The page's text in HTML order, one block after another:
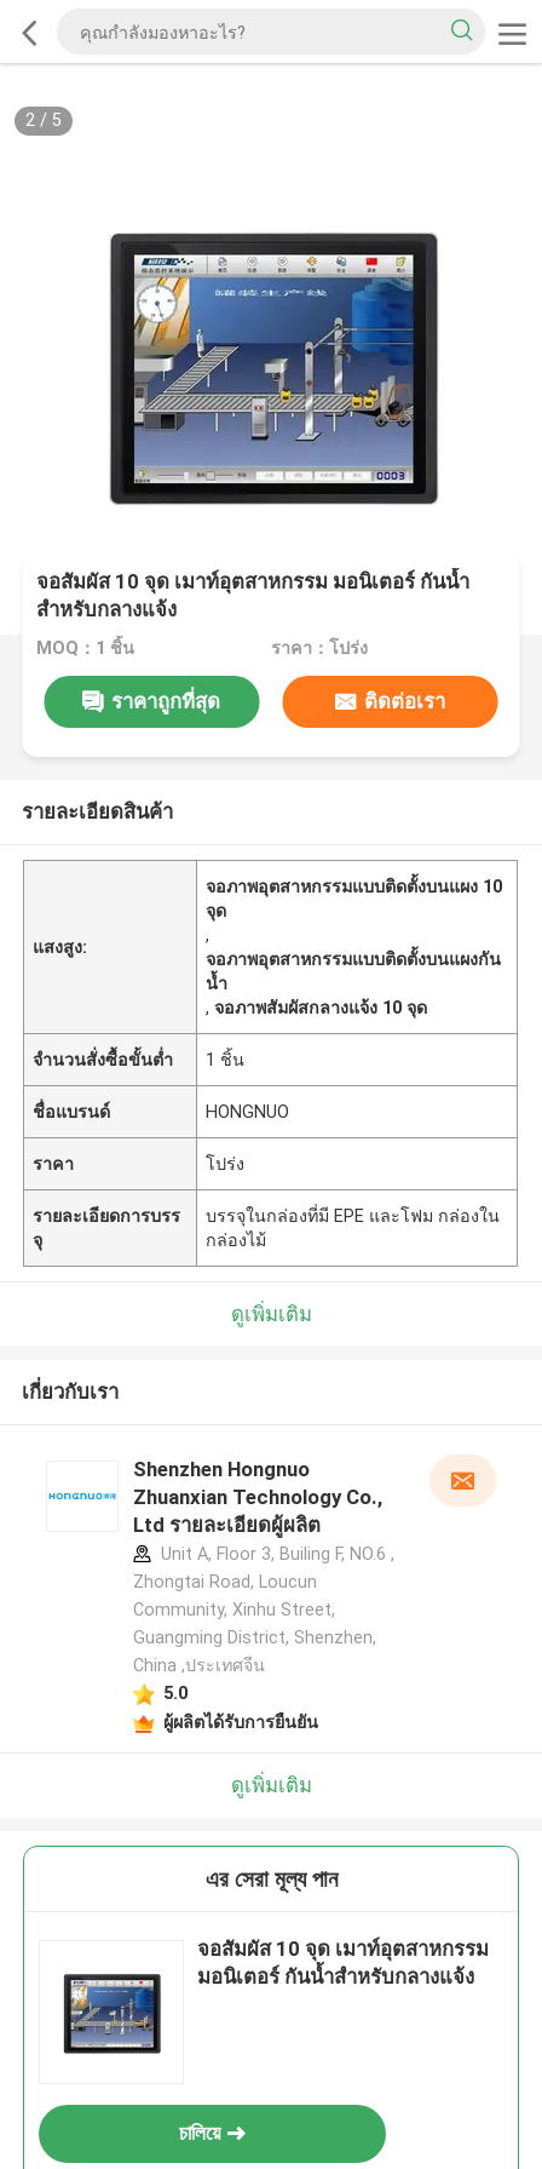
2/ 5
จอสัมผัส 10 จุด เมาท์อุตสาหกรรม มอนิเตอร์ กันน้ำ
สำหรับกลางแจ้ง
MOQ：1 ชิ้น ราคา：โปร่ง
ราคาถูกที่สุด ติดต่อเรา
รายละเอียดสินค้า
แสงสูง:
จอภาพอุตสาหกรรมแบบติดตั้งบนแผง 10
จุด
,
จอภาพอุตสาหกรรมแบบติดตั้งบนแผงกัน
น้ำ
,จอภาพสัมผัสกลางแจ้ง 10 จุด
จำนวนสั่งซื้อขั้นต่ำ 1 ชิ้น
ชื่อแบรนด์ HONGNUO
ราคา โปร่ง
รายละเอียดการบรร
จุ
บรรจุในกล่องที่มี EPE และโฟม กล่องใน
กล่องไม้
ดูเพิ่มเติม
เกี่ยวกับเรา
Shenzhen Hongnuo
Zhuanxian Technology Co.,
Ltd รายละเอียดผู้ผลิต
Unit A, Floor 3, Builing F, NO.6 ,
Zhongtai Road, Loucun
Community, Xinhu Street,
Guangming District, Shenzhen,
China ,ประเทศจีน
5.0
ผู้ผลิตได้รับการยืนยัน
ดูเพิ่มเติม
এর সেরা মূল্য পান
จอสัมผัส 10 จุด เมาท์อุตสาหกรรม
มอนิเตอร์ กันน้ำสำหรับกลางแจ้ง
চালিয়ে